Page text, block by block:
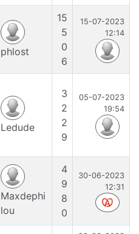
phlost
15
5
0
6
15-07-2023
12:14
Ledude
3
2
2
9
05-07-2023
19:54
Maxdephi
lou
4
9
8
0
30-06-2023
12:31